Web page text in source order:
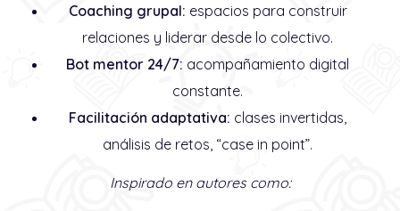
Coaching grupal: espacios para construir
relaciones y liderar desde lo colectivo.
Bot mentor 24/7: acompañamiento digital
constante.
Facilitación adaptativa: clases invertidas,
análisis de retos, “case in point”.
Inspirado en autores como: